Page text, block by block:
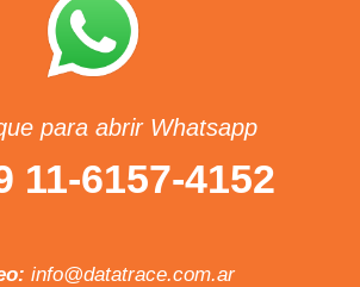
para abrir Whatsapp
11-6157-4152
info@datatrace.com.ar